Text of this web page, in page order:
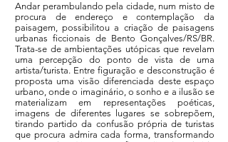
Andar perambulando pela cidade, num misto de
procura de endereço e contemplação da
paisagem, possibilitou a criação de paisagens
urbanas ficcionais de Bento Gonçalves/RS/BR.
Trata-se de ambientações utópicas que revelam
uma percepção do ponto de vista de uma
artista/turista. Entre figuração e desconstrução é
proposta uma visão diferenciada deste espaço
urbano, onde o imaginário, o sonho e a ilusão se
materializam em representações poéticas,
imagens de diferentes lugares se sobrepõem,
tirando partido da confusão própria de turistas
que procura admira cada forma, transformando